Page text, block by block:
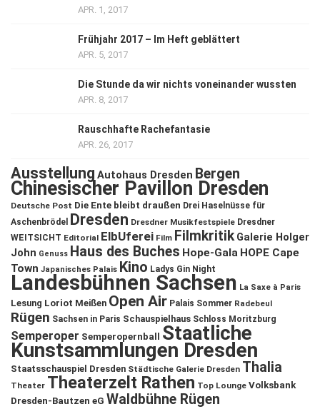
APR. 1, 2017
Frühjahr 2017 – Im Heft geblättert
APR. 5, 2017
Die Stunde da wir nichts voneinander wussten
APR. 8, 2017
Rauschhafte Rachefantasie
APR. 26, 2017
Ausstellung Autohaus Dresden Bergen
Chinesischer Pavillon Dresden
Deutsche Post Die Ente bleibt draußen Drei Haselnüsse für
Aschenbrödel
Dresden Dresdner Musikfestspiele Dresdner
WEITSICHT Editorial ElbUferei Film Filmkritik Galerie Holger
John Genuss Haus des Buches Hope-Gala HOPE Cape
Town Japanisches Palais Kino Ladys Gin Night
Landesbühnen Sachsen La Saxe à Paris
Lesung Loriot Meißen Open Air Palais Sommer Radebeul
Rügen Sachsen in Paris Schauspielhaus Schloss Moritzburg
Semperoper Semperopernball Staatliche
Kunstsammlungen Dresden
Staatsschauspiel Dresden Städtische Galerie Dresden Thalia
Theater Theaterzelt Rathen Top Lounge Volksbank
Dresden-Bautzen eG Waldbühne Rügen